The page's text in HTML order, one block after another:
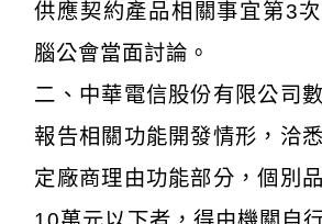
供應契約產品相關事宜第3
腦公會當面討論。
二、中華電信股份有限公司
報告相關功能開發情形，洽
定廠商理由功能部分，個別